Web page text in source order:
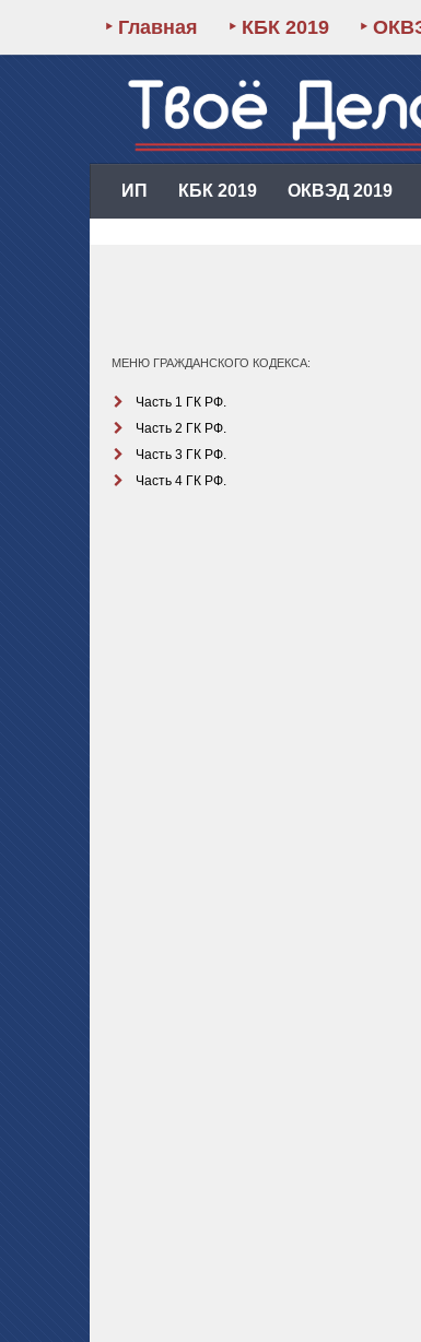
‣ Главная ‣ КБК 2019 ‣
ИП КБК 2019 ОКВЭД 2019
МЕНЮ ГРАЖДАНСКОГО КОДЕКСА:
Часть 1 ГК РФ.
Часть 2 ГК РФ.
Часть 3 ГК РФ.
Часть 4 ГК РФ.